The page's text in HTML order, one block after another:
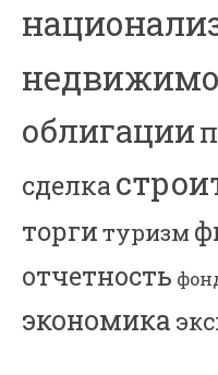
облигации
сделка
торгитуризм
отчетность
экономика